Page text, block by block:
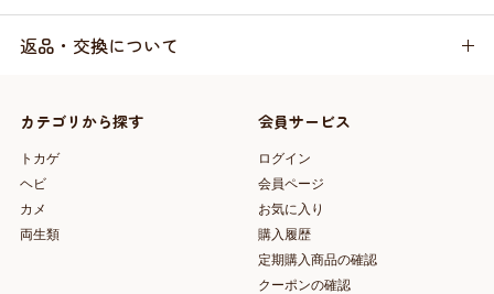
返品・交換について
カテゴリから探す
トカゲ
ヘビ
カメ
両生類
会員サービス
ログイン
会員ページ
お気に入り
購入履歴
定期購入商品の確認
クーポンの確認